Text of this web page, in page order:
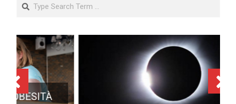
ECLISSE TOTALE DEL 12
AGOSTO 2026: DOVE SI
POTRÀ VEDERE